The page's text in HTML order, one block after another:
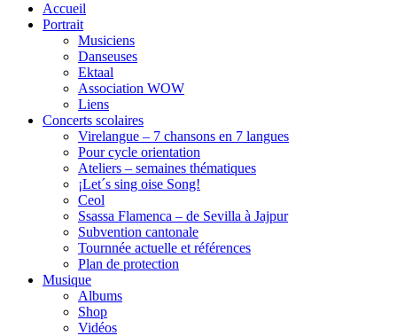
Accueil
Portrait
Musiciens
Danseuses
Ektaal
Association WOW
Liens
Concerts scolaires
Virelangue – 7 chansons en 7 langues
Pour cycle orientation
Ateliers – semaines thématiques
¡Let´s sing oise Song!
Ceol
Ssassa Flamenca – de Sevilla à Jajpur
Subvention cantonale
Tournnée actuelle et références
Plan de protection
Musique
Albums
Shop
Vidéos